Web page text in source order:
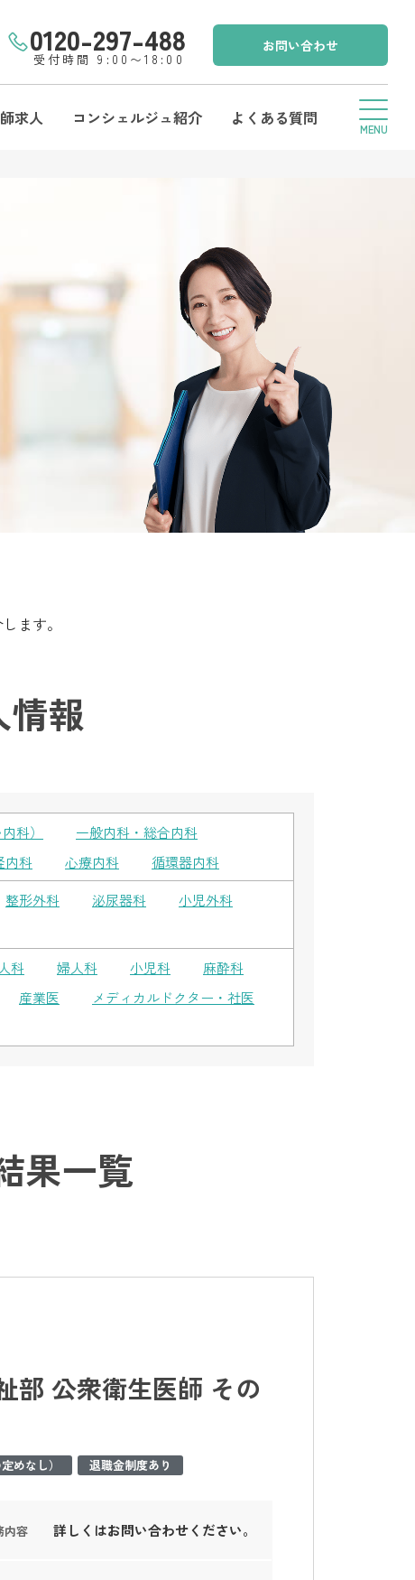
0120-297-488
受付時間 9:00〜18:00
お問い合わせ
求人 コンシェルジュ紹介 よくある質問
ます。
情報
科）
一般内科・総合内科
内科 心療内科 循環器内科
整形外科 泌尿器科
小児外科
科 婦人科 小児科
麻酔科
産業医
メディカルドクター・社医
果一覧
部 公衆衛生医師 その
めなし） 退職金制度あり
内容 詳しくはお問い合わせください。